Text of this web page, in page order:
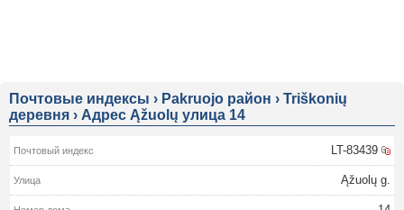
Почтовые индексы › Pakruojo район › Triškonių
деревня › Адрес Ąžuolų улица 14
LT-83439
Ąžuolų g.